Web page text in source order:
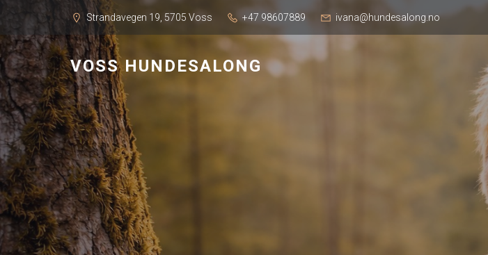
Strandavegen 19, 5705 Voss +47 98607889 ivana@hundesalong.no
VOSS HUNDESALONG